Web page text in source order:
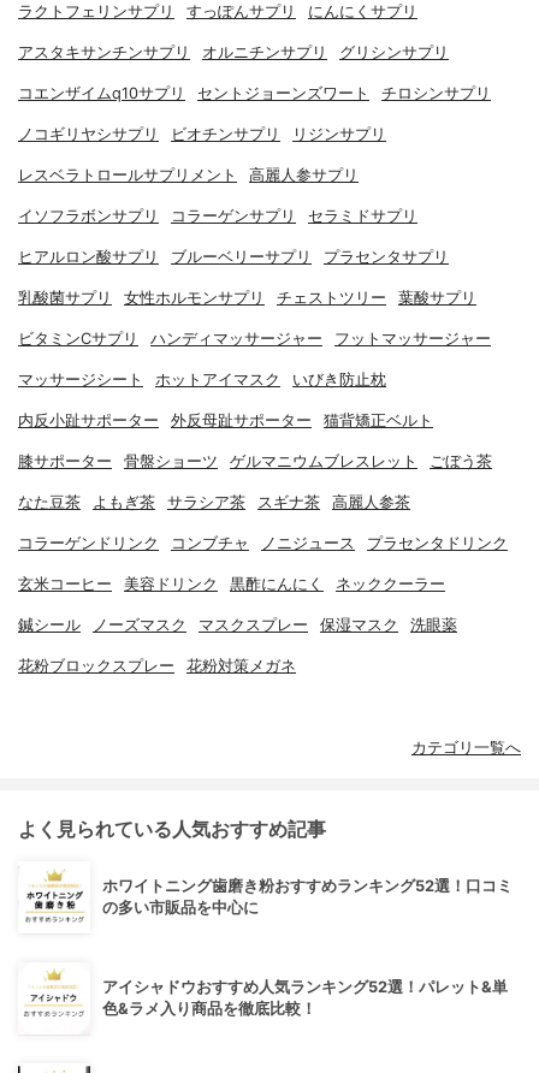
ラクトフェリンサプリ すっぽんサプリ にんにくサプリ
アスタキサンチンサプリ オルニチンサプリ グリシンサプリ
コエンザイムq10サプリ セントジョーンズワート チロシンサプリ
ノコギリヤシサプリ ビオチンサプリ リジンサプリ
レスベラトロールサプリメント 高麗人参サプリ
イソフラボンサプリ コラーゲンサプリ セラミドサプリ
ヒアルロン酸サプリ ブルーベリーサプリ プラセンタサプリ
乳酸菌サプリ 女性ホルモンサプリ チェストツリー 葉酸サプリ
ビタミンCサプリ ハンディマッサージャー フットマッサージャー
マッサージシート ホットアイマスク いびき防止枕
内反小趾サポーター 外反母趾サポーター 猫背矯正ベルト
膝サポーター 骨盤ショーツ ゲルマニウムブレスレット ごぼう茶
なた豆茶 よもぎ茶 サラシア茶 スギナ茶 高麗人参茶
コラーゲンドリンク コンブチャ ノニジュース プラセンタドリンク
玄米コーヒー 美容ドリンク 黒酢にんにく ネッククーラー
鍼シール ノーズマスク マスクスプレー 保湿マスク 洗眼薬
花粉ブロックスプレー 花粉対策メガネ
カテゴリ一覧へ
よく見られている人気おすすめ記事
ホワイトニング歯磨き粉おすすめランキング52選！口コミ
の多い市販品を中心に
アイシャドウおすすめ人気ランキング52選！パレット&単
色&ラメ入り商品を徹底比較！